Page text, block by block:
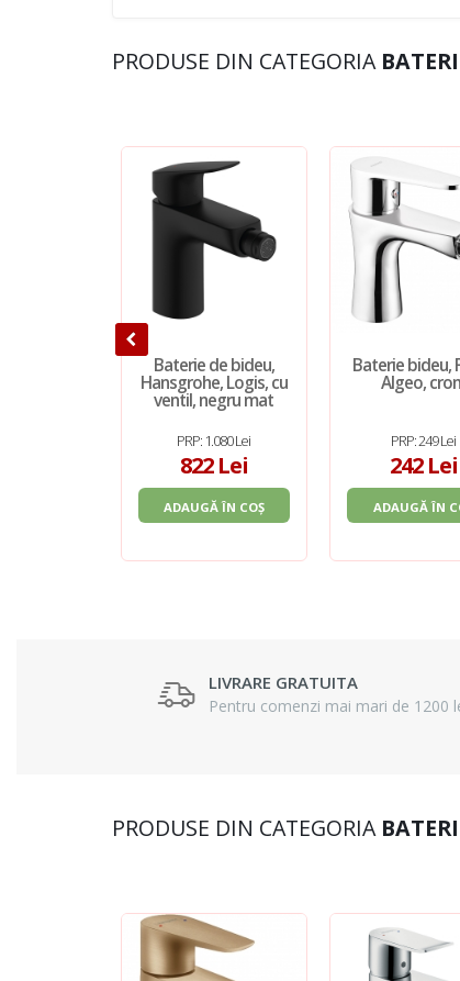
PRODUSE DIN CATEGORIA
Baterie de bideu,
Hansgrohe, Logis, cu
ventil, negru mat
PRP: 1.080 Lei
822 Lei
ADAUGĂ ÎN COȘ
Baterie bideu,
Algeo,
PRP: 249 Lei
242 Lei
ADAUGĂ ÎN
LIVRARE GRATUITA
Pentru comenzi mai mari de 1200
PRODUSE DIN CATEGORIA